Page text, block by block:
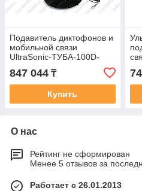
Подавитель диктофонов и
мобильной связи
UltraSonic-ТУБА-100D-
847 044 ₸
Купить
О нас
Рейтинг не сформирован
Менее 5 отзывов за
Работает с 26.01.2013